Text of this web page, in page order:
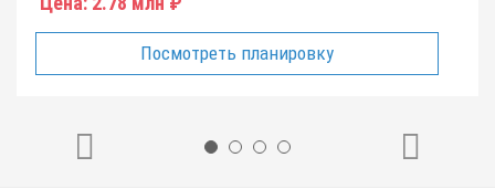
Посмотреть планировку